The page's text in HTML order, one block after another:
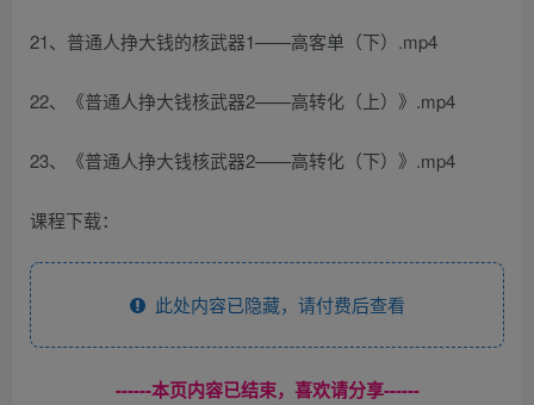
21、普通人挣大钱的核武器1——高客单（下）.mp4
22、《普通人挣大钱核武器2——高转化（上）》.mp4
23、《普通人挣大钱核武器2——高转化（下）》.mp4
课程下载：
此处内容已隐藏，请付费后查看
------本页内容已结束，喜欢请分享------